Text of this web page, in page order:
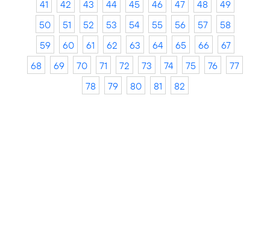
41
42 43 44 45 46 47 48
49
50
51 52 53 54 55 56 57
58
59
60 61 62 63 64 65 66
67
68
69 70 71 72 73 74 75 76
77
78
79 80 81 82